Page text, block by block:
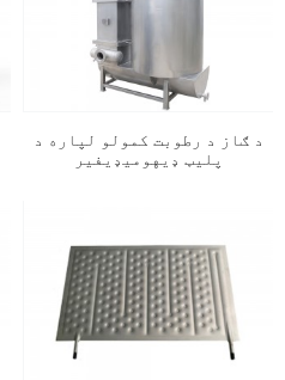
د ګاز د رطوبت کمولو لپاره د
پلیټ ډیهومیډیفیر